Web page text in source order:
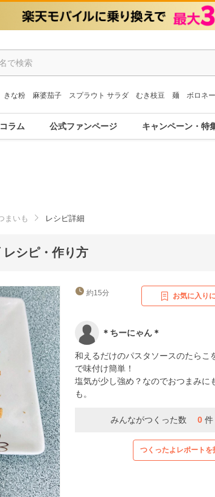
きな粉 麻婆茄子 スプラウト サラダ むき枝豆 麺 ボロネ
コラム 公式ファンページ キャンペーン・特
まいも レシピ詳細
シピ・作り方
約15分 お気に入り
＊ちーにゃん＊
和えるだけのパスタソースのたらこ
で味付け簡単！
塩気が少し強め？なのでおつまみに
も。
みんながつくった数 0 件
つくったよレポートを